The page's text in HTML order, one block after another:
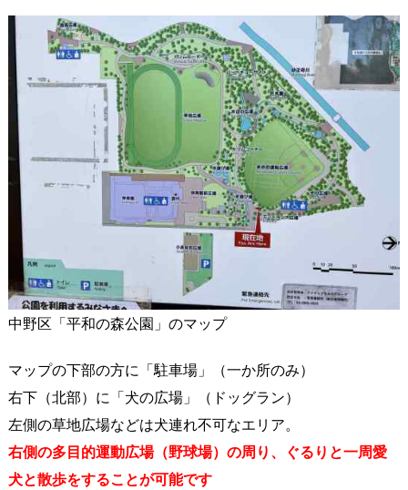
中野区「平和の森公園」のマップ
マップの下部の方に「駐車場」（一か所のみ）
右下（北部）に「犬の広場」（ドッグラン）
左側の草地広場などは犬連れ不可なエリア。
右側の多目的運動広場（野球場）の周り、ぐるりと一周愛
犬と散歩をすることが可能です